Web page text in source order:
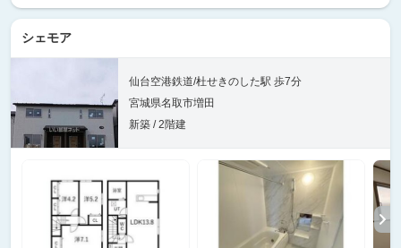
シェモア
仙台空港鉄道/杜せきのした駅 歩7分
宮城県名取市増田
新築 / 2階建